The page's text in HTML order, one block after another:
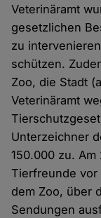
Veterinäramt
gesetzlichen
zu
schützen.
Zoo, die Stadt
Veterinäramt
Unterzeichner
150.000 zu. Am
Tierfreunde vor
dem Zoo, über
Sendungen